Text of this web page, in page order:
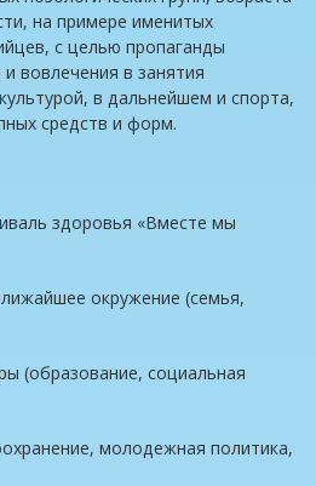
на примере именитых
с целью пропаганды
вовлечения в занятия
в дальнейшем и спорта,
средств и форм.
здоровья «Вместе мы
окружение (семья,
(образование, социальная
молодежная политика,